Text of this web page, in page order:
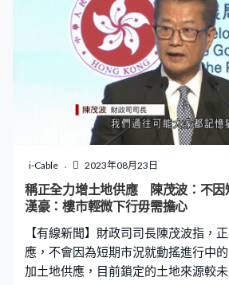
環境構成負擔，專家想到可以咖啡渣
咖啡渣以高溫處理，再和一般的沙混
度及混合比例，最後發現最佳的方案
咖啡渣用來替代15%的沙，以這個配
可以提高30%。 這個方案不只將咖啡
減少從河床挖沙，對建造業是一舉兩
測試這種環保混凝土，務求盡快投入實
i-Cable 2023年08月23日
稱正全力增土地供應 陳茂波：不
漢豪：樓市輕微下行毋需擔心
【有線新聞】財政司司長陳茂波指，
應，不會因為短期市況就動搖進行中
加土地供應，目前鎖定的土地來源較未